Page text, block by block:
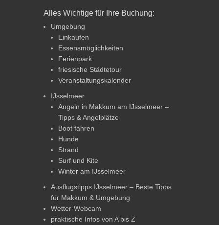
Alles Wichtige für Ihre Buchung:
Umgebung
Einkaufen
Essensmöglichkeiten
Ferienpark
friesische Städtetour
Veranstaltungskalender
IJsselmeer
Angeln in Makkum am IJsselmeer –
Tipps & Angelplätze
Boot fahren
Hunde
Strand
Surf und Kite
Winter am IJsselmeer
Ausflugstipps IJsselmeer – Beste Tipps
für Makkum & Umgebung
Wetter-Webcam
praktische Infos von A bis Z